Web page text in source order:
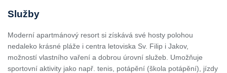
Služby
Moderní apartmánový resort si získává své hosty polohou
nedaleko krásné pláže i centra letoviska Sv. Filip i Jakov,
možností vlastního vaření a dobrou úrovní služeb. Umožňuje
sportovní aktivity jako např. tenis, potápění (škola potápění), jízdy